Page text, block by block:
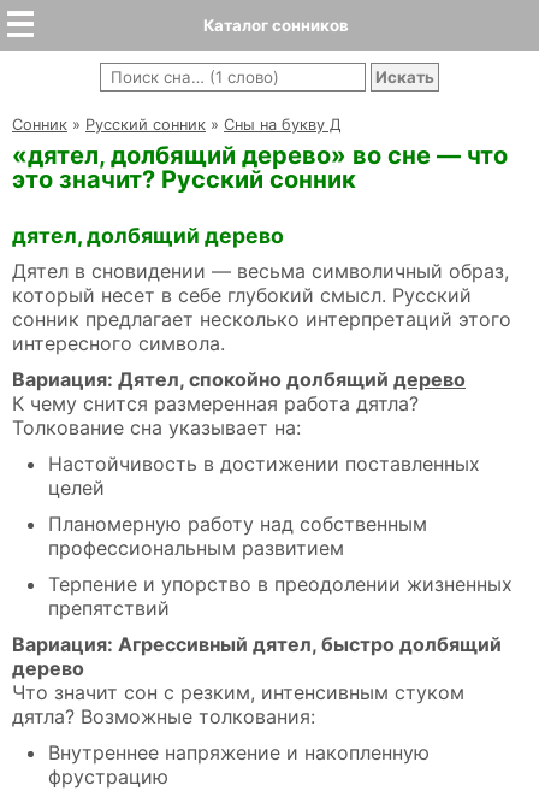
Каталог сонников
Cонник » Русский сонник » Сны на букву Д
«дятел, долбящий дерево» во сне — что
это значит? Русский сонник
дятел, долбящий дерево
Дятел в сновидении — весьма символичный образ,
который несет в себе глубокий смысл. Русский
сонник предлагает несколько интерпретаций этого
интересного символа.
Вариация: Дятел, спокойно долбящий дерево
К чему снится размеренная работа дятла?
Толкование сна указывает на:
Настойчивость в достижении поставленных
целей
Планомерную работу над собственным
профессиональным развитием
Терпение и упорство в преодолении жизненных
препятствий
Вариация: Агрессивный дятел, быстро долбящий
дерево
Что значит сон с резким, интенсивным стуком
дятла? Возможные толкования:
Внутреннее напряжение и накопленную
фрустрацию